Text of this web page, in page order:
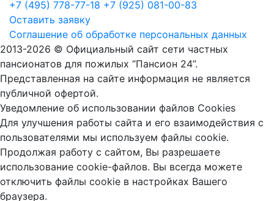
+7 (495) 778-77-18 +7 (925) 081-00-83
Оставить заявку
Соглашение об обработке персональных данных
2013-2026 © Официальный сайт сети частных
пансионатов для пожилых “Пансион 24”.
Представленная на сайте информация не является
публичной офертой.
Уведомление об использовании файлов Cookies
Для улучшения работы сайта и его взаимодействия с
пользователями мы используем файлы cookie.
Продолжая работу с сайтом, Вы разрешаете
использование cookie-файлов. Вы всегда можете
отключить файлы cookie в настройках Вашего
браузера.